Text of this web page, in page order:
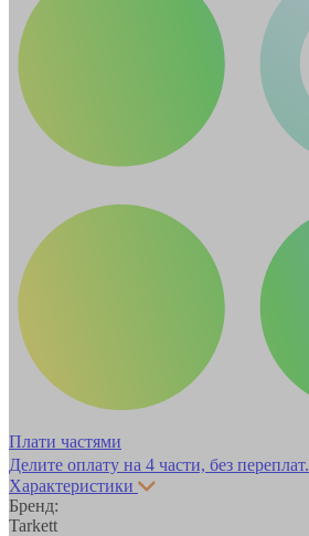
Плати частями
Делите оплату на 4 части, без переплат.
Характеристики
Бренд:
Tarkett